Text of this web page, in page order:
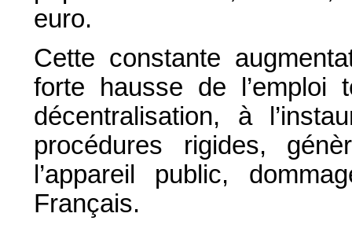
euro.
Cette constante
forte hausse de l’emploi
décentralisation, à
procédures rigides,
l’appareil public,
Français.